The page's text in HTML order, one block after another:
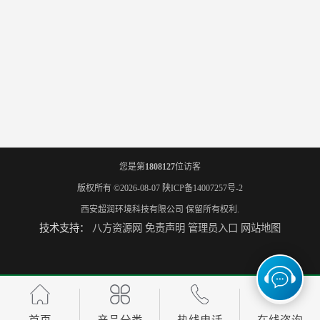
您是第1808127位访客
版权所有 ©2026-08-07 陕ICP备14007257号-2
西安超润环境科技有限公司 保留所有权利.
技术支持： 八方资源网 免责声明 管理员入口 网站地图